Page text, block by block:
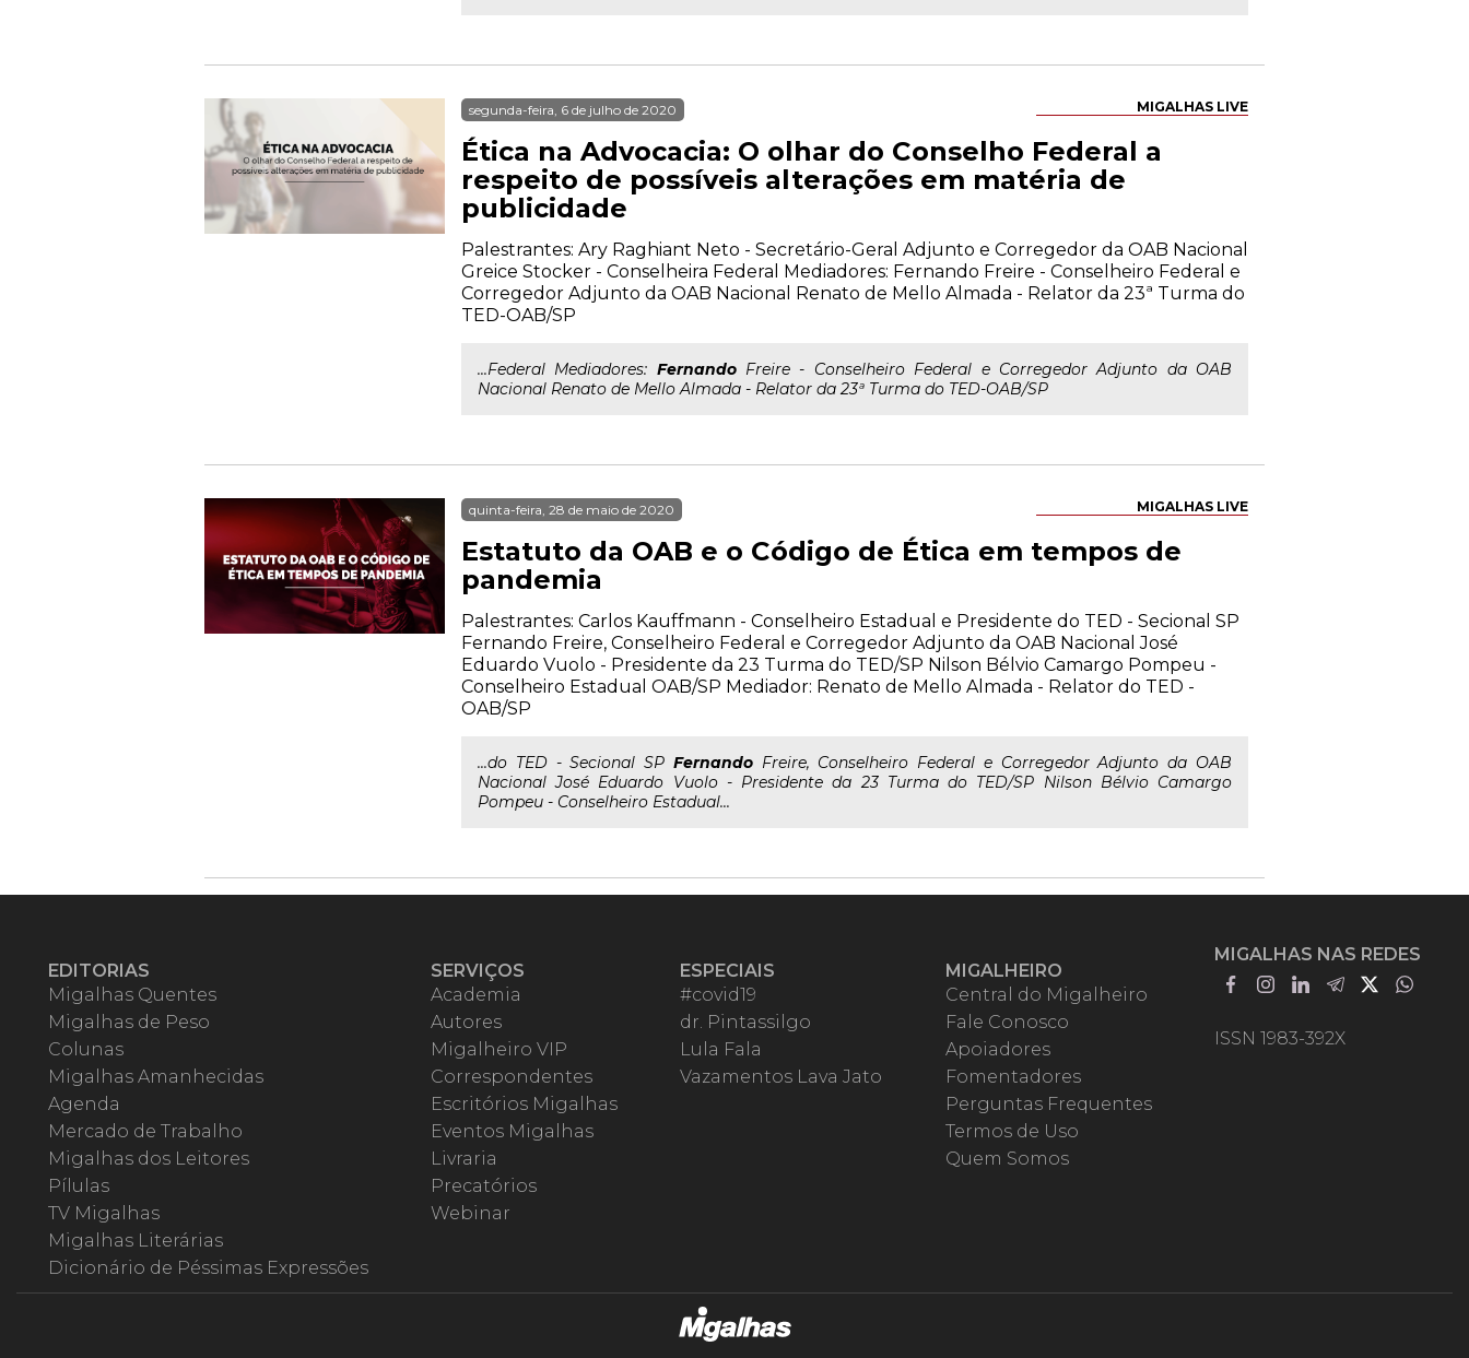
MIGALHAS LIVE
segunda-feira, 6 de julho de 2020
Ética na Advocacia: O olhar do Conselho Federal a
respeito de possíveis alterações em matéria de
publicidade
Palestrantes: Ary Raghiant Neto - Secretário-Geral Adjunto e Corregedor da OAB Nacional
Greice Stocker - Conselheira Federal Mediadores: Fernando Freire - Conselheiro Federal e
Corregedor Adjunto da OAB Nacional Renato de Mello Almada - Relator da 23ª Turma do
TED-OAB/SP
...Federal Mediadores: FernandoFreire - Conselheiro Federal e Corregedor Adjunto da OAB
Nacional Renato de Mello Almada - Relator da 23ª Turma do TED-OAB/SP
MIGALHAS LIVE
quinta-feira, 28 de maio de 2020
Estatuto da OAB e o Código de Ética em tempos de
pandemia
Palestrantes: Carlos Kauffmann - Conselheiro Estadual e Presidente do TED - Secional SP
Fernando Freire, Conselheiro Federal e Corregedor Adjunto da OAB Nacional José
Eduardo Vuolo - Presidente da 23 Turma do TED/SP Nilson Bélvio Camargo Pompeu -
Conselheiro Estadual OAB/SP Mediador: Renato de Mello Almada - Relator do TED -
OAB/SP
...do TED - Secional SP FernandoFreire, Conselheiro Federal e Corregedor Adjunto da OAB
Nacional José Eduardo Vuolo - Presidente da 23 Turma do TED/SP Nilson Bélvio Camargo
Pompeu - Conselheiro Estadual...
EDITORIAS
Migalhas Quentes
Migalhas de Peso
Colunas
Migalhas Amanhecidas
Agenda
Mercado de Trabalho
Migalhas dos Leitores
Pílulas
TV Migalhas
Migalhas Literárias
Dicionário de Péssimas Expressões
SERVIÇOS
Academia
Autores
Migalheiro VIP
Correspondentes
Escritórios Migalhas
Eventos Migalhas
Livraria
Precatórios
Webinar
ESPECIAIS
#covid19
dr. Pintassilgo
Lula Fala
Vazamentos Lava Jato
MIGALHEIRO
Central do Migalheiro
Fale Conosco
Apoiadores
Fomentadores
Perguntas Frequentes
Termos de Uso
Quem Somos
MIGALHAS NAS REDES
ISSN 1983-392X